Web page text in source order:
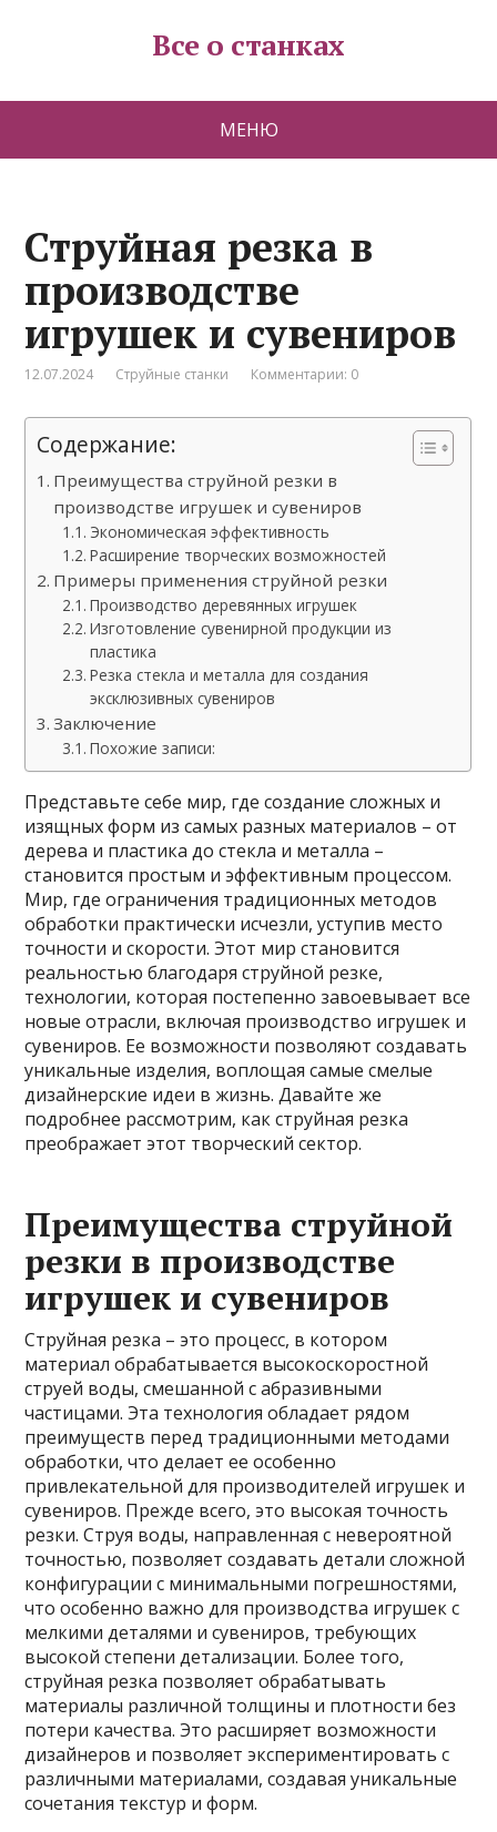
Все о станках
МЕНЮ
Струйная резка в
производстве
игрушек и сувениров
12.07.2024 Струйные станки Комментарии: 0
Содержание:
Преимущества струйной резки в
производстве игрушек и сувениров
Экономическая эффективность
Расширение творческих возможностей
Примеры применения струйной резки
Производство деревянных игрушек
Изготовление сувенирной продукции из
пластика
Резка стекла и металла для создания
эксклюзивных сувениров
Заключение
Похожие записи:
Представьте себе мир, где создание сложных и
изящных форм из самых разных материалов – от
дерева и пластика до стекла и металла –
становится простым и эффективным процессом.
Мир, где ограничения традиционных методов
обработки практически исчезли, уступив место
точности и скорости. Этот мир становится
реальностью благодаря струйной резке,
технологии, которая постепенно завоевывает все
новые отрасли, включая производство игрушек и
сувениров. Ее возможности позволяют создавать
уникальные изделия, воплощая самые смелые
дизайнерские идеи в жизнь. Давайте же
подробнее рассмотрим, как струйная резка
преображает этот творческий сектор.
Преимущества струйной
резки в производстве
игрушек и сувениров
Струйная резка – это процесс, в котором
материал обрабатывается высокоскоростной
струей воды, смешанной с абразивными
частицами. Эта технология обладает рядом
преимуществ перед традиционными методами
обработки, что делает ее особенно
привлекательной для производителей игрушек и
сувениров. Прежде всего, это высокая точность
резки. Струя воды, направленная с невероятной
точностью, позволяет создавать детали сложной
конфигурации с минимальными погрешностями,
что особенно важно для производства игрушек с
мелкими деталями и сувениров, требующих
высокой степени детализации. Более того,
струйная резка позволяет обрабатывать
материалы различной толщины и плотности без
потери качества. Это расширяет возможности
дизайнеров и позволяет экспериментировать с
различными материалами, создавая уникальные
сочетания текстур и форм.